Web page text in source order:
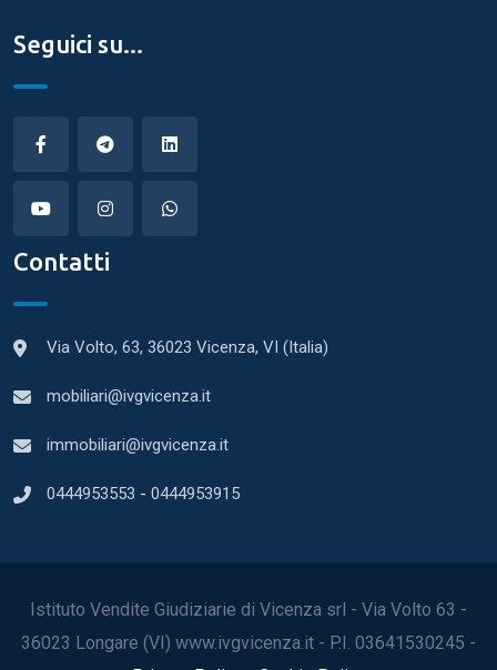
Seguici su...
Contatti
Via Volto, 63, 36023 Vicenza, VI (Italia)
mobiliari@ivgvicenza.it
immobiliari@ivgvicenza.it
0444953553 - 0444953915
Istituto Vendite Giudiziarie di Vicenza srl - Via Volto 63 -
36023 Longare (VI) www.ivgvicenza.it - P.I. 03641530245 -